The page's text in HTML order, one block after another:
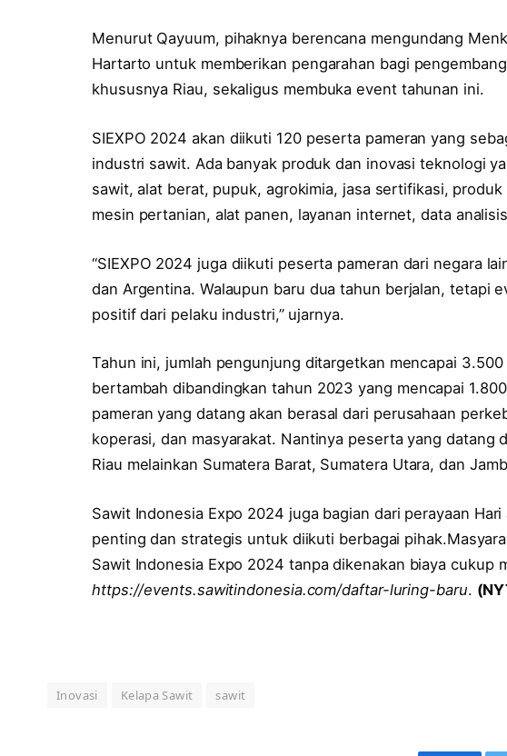
Menurut Qayuum, pihaknya berencana mengundang
Hartarto untuk memberikan pengarahan bagi
khususnya Riau, sekaligus membuka event tahunan ini.
SIEXPO 2024 akan diikuti 120 peserta pameran yang
industri sawit. Ada banyak produk dan inovasi teknologi
sawit, alat berat, pupuk, agrokimia, jasa sertifikasi,
mesin pertanian, alat panen, layanan internet, data
“SIEXPO 2024 juga diikuti peserta pameran dari negara
dan Argentina. Walaupun baru dua tahun berjalan, tetapi
positif dari pelaku industri,” ujarnya.
Tahun ini, jumlah pengunjung ditargetkan mencapai
bertambah dibandingkan tahun 2023 yang mencapai
pameran yang datang akan berasal dari perusahaan
koperasi, dan masyarakat. Nantinya peserta yang datang
Riau melainkan Sumatera Barat, Sumatera Utara, dan
Sawit Indonesia Expo 2024 juga bagian dari perayaan
penting dan strategis untuk diikuti berbagai
Sawit Indonesia Expo 2024 tanpa dikenakan biaya cukup
https://events.sawitindonesia.com/daftar-luring-baru.
Inovasi Kelapa Sawit sawit